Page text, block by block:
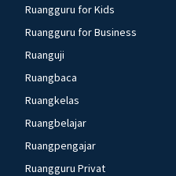
Ruangguru for Kids
Ruangguru for Business
Ruanguji
Ruangbaca
Ruangkelas
Ruangbelajar
Ruangpengajar
Ruangguru Privat